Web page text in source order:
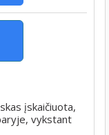
įskaičiuota,
vykstant